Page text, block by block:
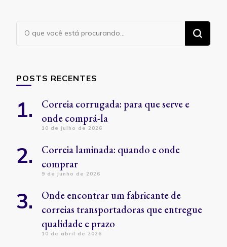
Procurando
algo?
POSTS RECENTES
Correia corrugada: para que serve e
onde comprá-la
10 de julho de 2026
Correia laminada: quando e onde
comprar
9 de junho de 2026
Onde encontrar um fabricante de
correias transportadoras que entregue
qualidade e prazo
10 de abril de 2026